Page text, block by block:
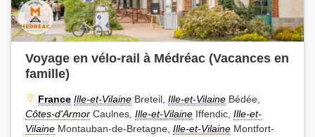
Voyage en vélo-rail à Médréac (Vacances en
famille)
France Ille-et-Vilaine Breteil, Ille-et-Vilaine Bédée,
Côtes-d'Armor Caulnes, Ille-et-Vilaine Iffendic, Ille-et-
Vilaine Montauban-de-Bretagne, Ille-et-Vilaine Montfort-